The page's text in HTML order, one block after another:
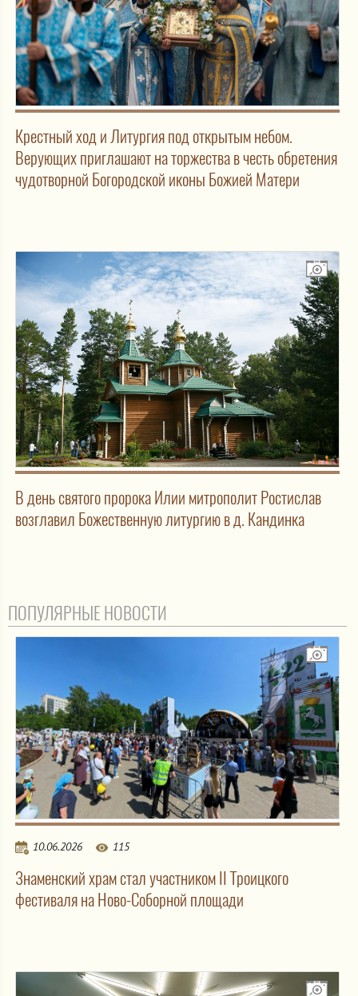
Крестный ход и Литургия под открытым небом.
Верующих приглашают на торжества в честь обретения
чудотворной Богородской иконы Божией Матери
В день святого пророка Илии митрополит Ростислав
возглавил Божественную литургию в д. Кандинка
ПОПУЛЯРНЫЕ НОВОСТИ
10.06.2026 115
Знаменский храм стал участником II Троицкого
фестиваля на Ново-Соборной площади